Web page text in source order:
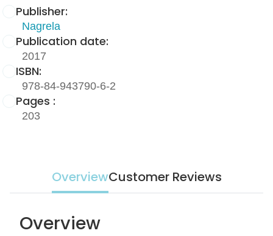
Publisher:
Nagrela
Publication date:
2017
ISBN:
978-84-943790-6-2
Pages :
203
OverviewCustomer Reviews
Overview